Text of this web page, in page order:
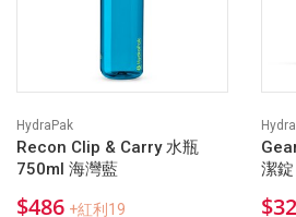
HydraPak
Recon Clip & Carry 水瓶
750ml 海灣藍
$486 +紅利19
潔